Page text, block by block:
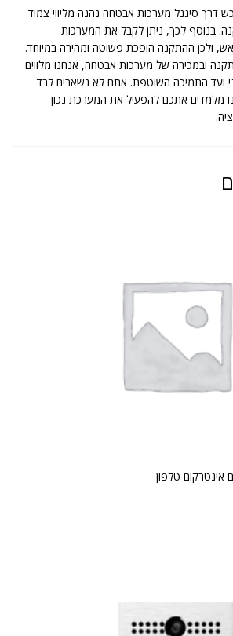
דרך סיגנל מערכות אבטחה נהנה מליווי צמוד
בנוסף לכך, ניתן לקבל את המערכות
ולכן ההתקנה הופכת פשוטה ומהירה במיוחד.
בהתקנה ובמכירה של מערכות אבטחה, אנחנו מלווים
ועד התמיכה השוטפת. אתם לא נשארים לבד
מלמדים אתכם להפעיל את המערכת נכון